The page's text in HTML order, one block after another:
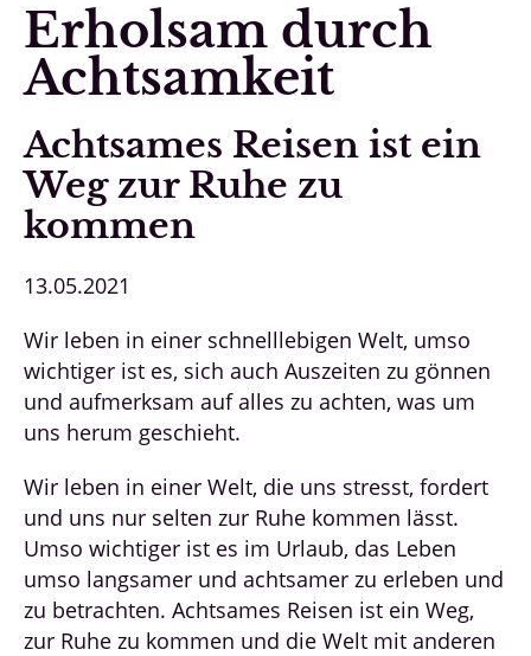
Erholsam durch
Achtsamkeit
Achtsames Reisen ist ein
Weg zur Ruhe zu
kommen
13.05.2021
Wir leben in einer schnelllebigen Welt, umso
wichtiger ist es, sich auch Auszeiten zu gönnen
und aufmerksam auf alles zu achten, was um
uns herum geschieht.
Wir leben in einer Welt, die uns stresst, fordert
und uns nur selten zur Ruhe kommen lässt.
Umso wichtiger ist es im Urlaub, das Leben
umso langsamer und achtsamer zu erleben und
zu betrachten. Achtsames Reisen ist ein Weg,
zur Ruhe zu kommen und die Welt mit anderen